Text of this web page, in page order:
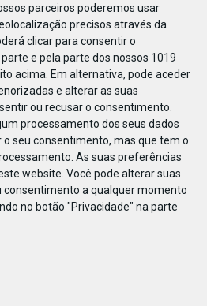
parceiros poderemos usar
precisos através da
clicar para consentir o
e pela parte dos nossos 1019
acima. Em alternativa, pode aceder
e alterar as suas
ou recusar o consentimento.
processamento dos seus dados
o seu consentimento, mas que tem o
As suas preferências
website. Você pode alterar suas
a qualquer momento
no botão "Privacidade" na parte